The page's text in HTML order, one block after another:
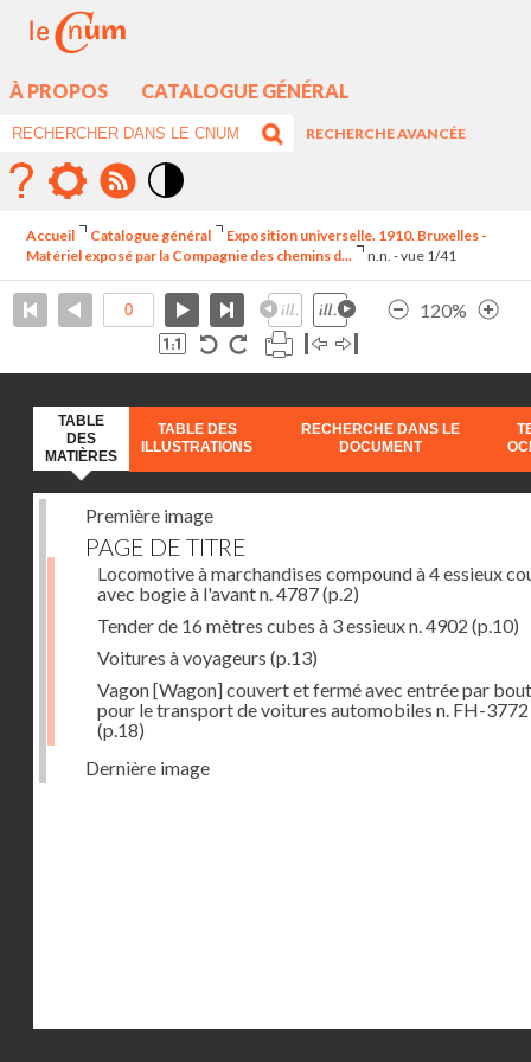
À PROPOS CATALOGUE GÉNÉRAL
RECHERCHE AVANCÉE
élévé
Accueil Catalogue général
Exposition universelle. 1910. Bruxelles -
Matériel exposé par la Compagnie des chemins d...
n.n. - vue 1/41
120%
TABLE
DES
MATIÈRES
TABLE DES
ILLUSTRATIONS
RECHERCHE DANS LE
DOCUMENT
Première image
PAGE DE TITRE
Locomotive à marchandises compound à 4 essieux
avec bogie à l'avant n. 4787(p.2)
Tender de 16 mètres cubes à 3 essieux n. 4902 (p.10)
Voitures à voyageurs (p.13)
Vagon [Wagon] couvert et fermé avec entrée par
pour le transport de voitures automobiles n. FH-3772
(p.18)
Dernière image